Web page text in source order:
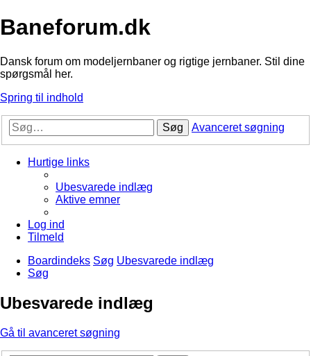
Baneforum.dk
Dansk forum om modeljernbaner og rigtige jernbaner. Stil dine
spørgsmål her.
Spring til indhold
Søg Avanceret søgning
Hurtige links
Ubesvarede indlæg
Aktive emner
Log ind
Tilmeld
Boardindeks Søg Ubesvarede indlæg
Søg
Ubesvarede indlæg
Gå til avanceret søgning